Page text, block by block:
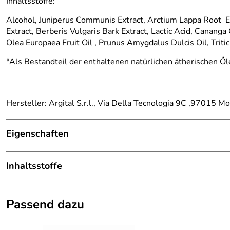
Alcohol, Juniperus Communis Extract, Arctium Lappa Root
Extract, Berberis Vulgaris Bark Extract, Lactic Acid,
Olea Europaea Fruit Oil , Prunus Amygdalus Dulcis Oil,
*Als Bestandteil der enthaltenen natürlichen ätherischen
Hersteller: Argital S.r.l., Via Della Tecnologia 9C ,97015
Eigenschaften
ARGITAL
Inhaltsstoffe
Extract, Berberis Vulgaris Bark Extract, Lactic Acid,
Passend dazu